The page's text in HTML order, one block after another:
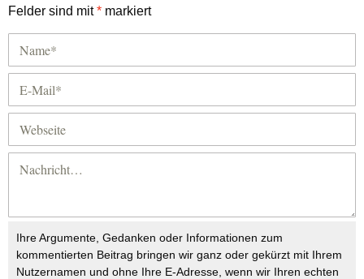
Felder sind mit* markiert
Ihre Argumente, Gedanken oder Informationen zum
kommentierten Beitrag bringen wir ganz oder gekürzt mit Ihrem
Nutzernamen und ohne Ihre E-Adresse, wenn wir Ihren echten